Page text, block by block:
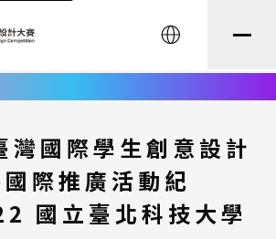
English
灣國際學生創意設計
際推廣活動紀
國立臺北科技大學